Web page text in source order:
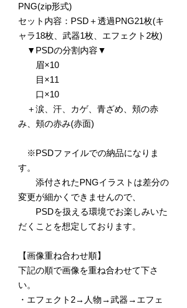
PNG(zip形式)
セット内容：PSD＋透過PNG21枚(キ
ャラ18枚、武器1枚、エフェクト2枚)
▼PSDの分割内容▼
眉×10
目×11
口×10
＋涙、汗、カゲ、青ざめ、頬の赤
み、頬の赤み(赤面)
※PSDファイルでの納品になりま
す。
添付されたPNGイラストは差分の
変更が細かくできませんので、
PSDを扱える環境でお楽しみいた
だくことを想定しております。
【画像重ね合わせ順】
下記の順で画像を重ね合わせて下さ
い。
・エフェクト2→人物→武器→エフェ